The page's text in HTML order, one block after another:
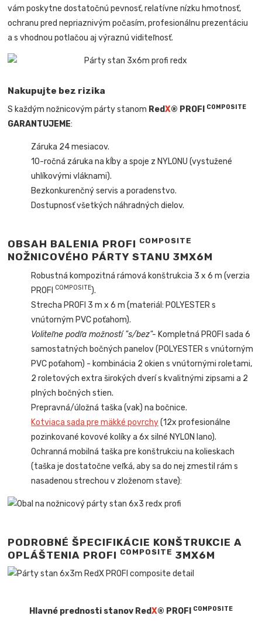
vám poskytne dostatočnú pevnosť, relatívne nízku hmotnosť,
ochranu pred nepriaznivým počasím, profesionálnu prezentáciu
a s vhodnou potlačou aj výraznú viditeľnosť.
Nakupujte bez rizika
S každým nožnicovým párty stanom RedX® PROFI COMPOSITE
GARANTUJEME:
Záruka 24 mesiacov.
10-ročná záruka na kĺby a spoje z NYLONU (vystužené
uhlíkovými vláknami).
Bezkonkurenčný servis a poradenstvo.
Dostupnosť všetkých náhradných dielov.
OBSAH BALENIA PROFI COMPOSITE
NOŽNICOVÉHO PÁRTY STANU 3MX6M
Robustná kompozitná rámová konštrukcia 3 x 6 m (verzia
PROFI
COMPOSITE).
Strecha PROFI 3 m x 6 m (materiál: POLYESTER s
vnútorným PVC poťahom).
Voliteľne podľa možností "s/bez"- Kompletná PROFI sada 6
samostatných bočných panelov (POLYESTER s vnútorným
PVC poťahom) - kombinácia 2 okien s vnútornými roletami,
2 roletových extra širokých dverí s kvalitnými zipsami a 2
plných bočných stien.
Prepravná/úložná taška (vak) na bočnice.
Kotviaca sada pre mäkké povrchy(12x profesionálne
pozinkované kovové kolíky a 6x silné NYLON lano).
Ochranná mobilná taška pre konštrukciu na kolieskach
(taška je dostatočne veľká, aby sa do nej zmestil rám s
nasadenou strechou v zloženom stave):
PODROBNÉ ŠPECIFIKÁCIE KONŠTRUKCIE A
OPLÁŠTENIA PROFI COMPOSITE 3MX6M
Hlavné prednosti stanov RedX® PROFI COMPOSITE